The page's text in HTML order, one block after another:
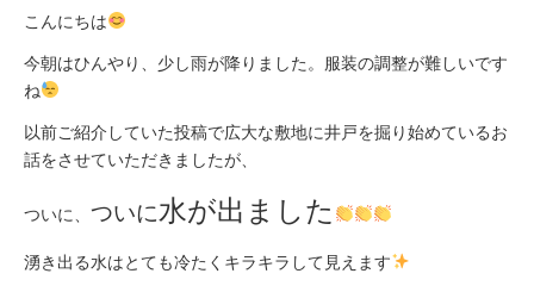
こんにちは
今朝はひんやり、少し雨が降りました。服装の調整が難しいです
ね
以前ご紹介していた投稿で広大な敷地に井戸を掘り始めているお
話をさせていただきましたが、
ついに、 ついに水が出ました
湧き出る水はとても冷たくキラキラして見えます